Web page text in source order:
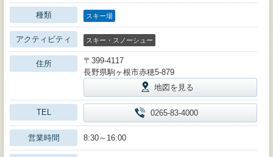
種類 スキー場
アクティビティ スキー・スノーシュー
住所
〒399-4117
長野県駒ヶ根市赤穂5-879
地図を見る
TEL 0265-83-4000
営業時間 8:30～16:00